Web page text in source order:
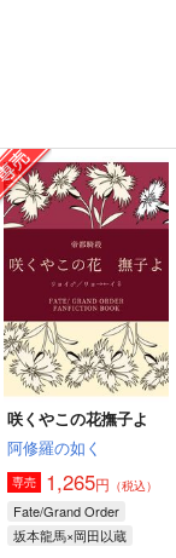
944円（税込）
雑渡昆奈門×高坂陣内左衛門
サンプル
作品詳細
咲くやこの花撫子よ
阿修羅の如く
専売 1,265円 （税込）
Fate/Grand Order
坂本龍馬×岡田以蔵